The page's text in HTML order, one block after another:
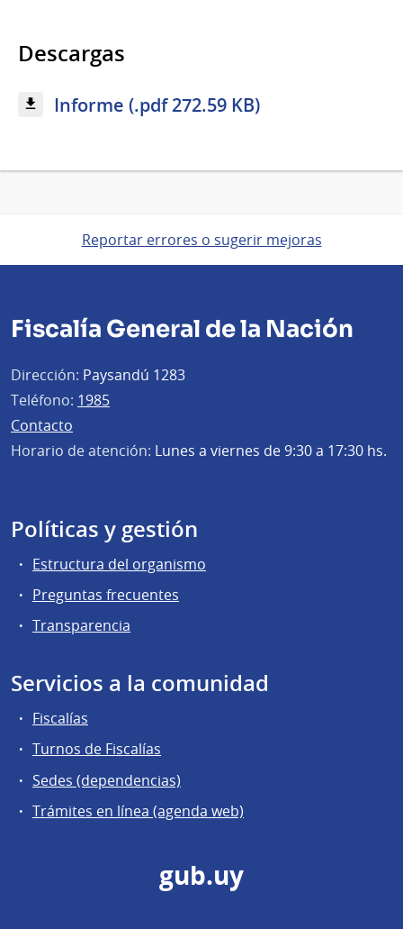
Descargas
Informe (.pdf 272.59 KB)
Reportar errores o sugerir mejoras
Fiscalía General de la Nación
Dirección: Paysandú 1283
Teléfono: 1985
Contacto
Horario de atención: Lunes a viernes de 9:30 a 17:30 hs.
Políticas y gestión
Estructura del organismo
Preguntas frecuentes
Transparencia
Servicios a la comunidad
Fiscalías
Turnos de Fiscalías
Sedes (dependencias)
Trámites en línea (agenda web)
gub.uy